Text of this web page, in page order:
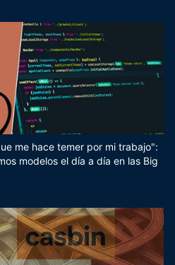
me hace temer por mi trabajo":
modelos el día a día en las Big